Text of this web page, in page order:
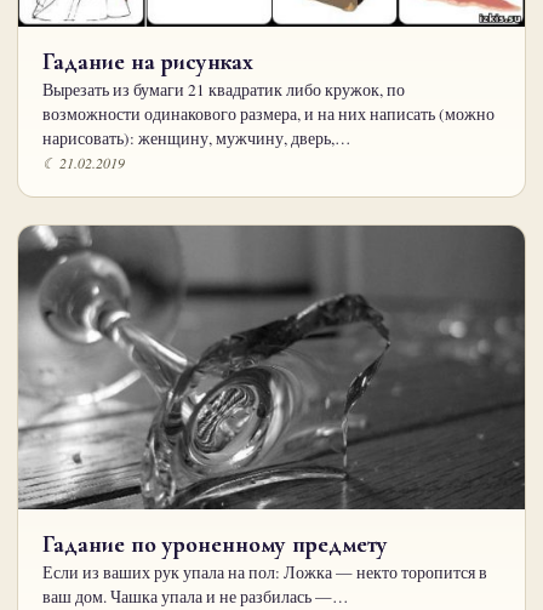
Гадание на рисунках
Вырезать из бумаги 21 квадратик либо кружок, по
возможности одинакового размера, и на них написать (можно
нарисовать): женщину, мужчину, дверь,…
☾ 21.02.2019
Гадание по уроненному предмету
Если из ваших рук упала на пол: Ложка — некто торопится в
ваш дом. Чашка упала и не разбилась —…